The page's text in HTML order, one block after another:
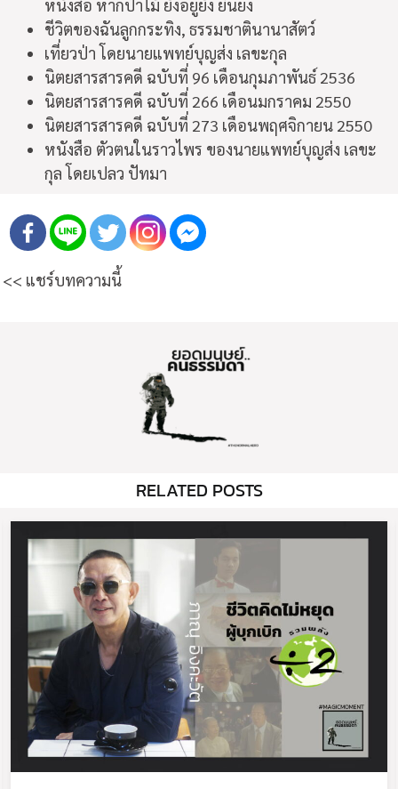
หนังสือ หากป่าไม้ ยังอยู่ยั้ง ยืนยง
ชีวิตของฉันลูกกระทิง, ธรรมชาตินานาสัตว์
เที่ยวป่า โดยนายแพทย์บุญส่ง เลขะกุล
นิตยสารสารคดี ฉบับที่ 96 เดือนกุมภาพันธ์ 2536
นิตยสารสารคดี ฉบับที่ 266 เดือนมกราคม 2550
นิตยสารสารคดี ฉบับที่ 273 เดือนพฤศจิกายน 2550
หนังสือ ตัวตนในราวไพร ของนายแพทย์บุญส่ง เลขะ
กุล โดยเปลว ปัทมา
<< แชร์บทความนี้
RELATED POSTS